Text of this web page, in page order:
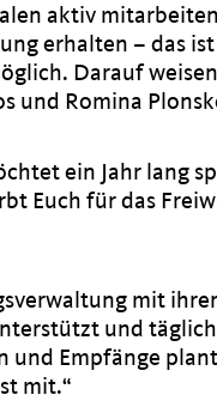
aktiv
erhalten – das
Darauf
und Romina
ein Jahr lang
Euch für das
mit
und
und Empfänge
mit.“